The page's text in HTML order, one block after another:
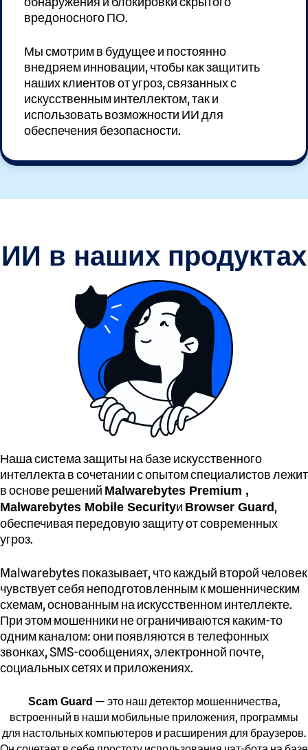
вредоносного ПО.
Мы смотрим в будущее и постоянно
внедряем инновации, чтобы как защитить
наших клиентов от угроз, связанных с
искусственным интеллектом, так и
использовать возможности ИИ для
обеспечения безопасности.
ИИ в наших продуктах
Наша система защиты на базе искусственного
интеллекта в сочетании с опытом специалистов лежит
в основе решений Malwarebytes Premium ,
Malwarebytes Mobile Securityи Browser Guard,
обеспечивая передовую защиту от современных
угроз.
Malwarebytes показывает, что каждый второй человек
чувствует себя неподготовленным к мошенническим
схемам, основанным на искусственном интеллекте.
При этом мошенники не ограничиваются каким-то
одним каналом: они появляются в телефонных
звонках, SMS-сообщениях, электронной почте,
социальных сетях и приложениях.
Scam Guard — это наш детектор мошенничества,
встроенный в наши мобильные приложения, программы
для настольных компьютеров и расширения для браузеров.